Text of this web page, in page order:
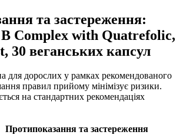
та застереження:
Complex with Quatrefolic,
30 веганських капсул
для дорослих у рамках рекомендованого
правил прийому мінімізує ризики.
на стандартних рекомендаціях
Протипоказання та застереження